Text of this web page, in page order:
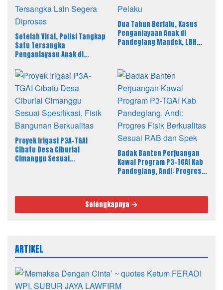
Setelah Viral, Polisi Tangkap
Satu Tersangka
Penganiayaan Anak di
Banten Desak 4 Tersangka
Lain Segera Diproses
Dua Tahun Berlalu, Kasus
Penganiayaan Anak di
Pandeglang Mandek, LBH
Proyek Irigasi P3A-TGAI
Cibatu Desa Ciburial
Cimanggu Sesuai
Badak Banten Perjuangan
Kawal Program P3-TGAI Kab
Pandeglang, Andi: Progres
Selengkapnya
ARTIKEL